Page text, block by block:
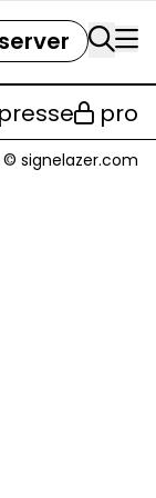
presse pro
© signelazer.com